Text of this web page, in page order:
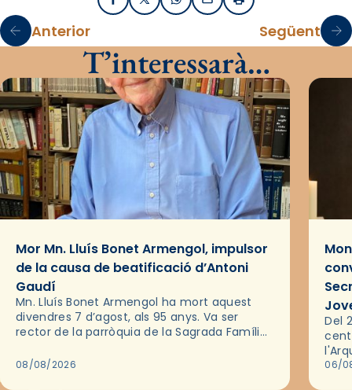
FacebookX / TwitterWhatsApp
EmailImprimir
Anterior Següent
T’interessarà…
Mor Mn. Lluís Bonet Armengol, impulsor
de la causa de beatificació d’Antoni
Gaudí
Mn. Lluís Bonet Armengol ha mort aquest
divendres 7 d’agost, als 95 anys. Va ser
rector de la parròquia de la Sagrada Família
2018,…
08/08/2026
Del
les
06/